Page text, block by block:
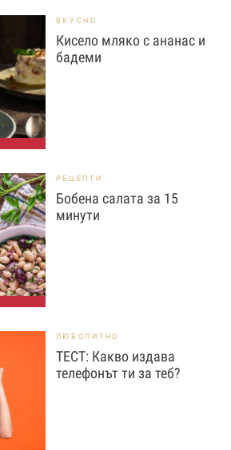
ВКУСНО
Кисело мляко с ананас и
бадеми
РЕЦЕПТИ
Бобена салата за 15
минути
ЛЮБОПИТНО
ТЕСТ: Какво издава
телефонът ти за теб?